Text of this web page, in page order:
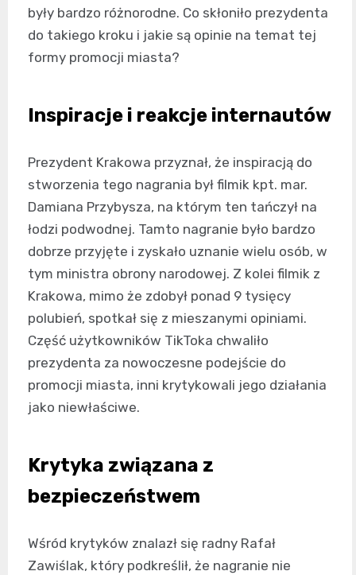
były bardzo różnorodne. Co skłoniło prezydenta
do takiego kroku i jakie są opinie na temat tej
formy promocji miasta?
Inspiracje i reakcje internautów
Prezydent Krakowa przyznał, że inspiracją do
stworzenia tego nagrania był filmik kpt. mar.
Damiana Przybysza, na którym ten tańczył na
łodzi podwodnej. Tamto nagranie było bardzo
dobrze przyjęte i zyskało uznanie wielu osób, w
tym ministra obrony narodowej. Z kolei filmik z
Krakowa, mimo że zdobył ponad 9 tysięcy
polubień, spotkał się z mieszanymi opiniami.
Część użytkowników TikToka chwaliło
prezydenta za nowoczesne podejście do
promocji miasta, inni krytykowali jego działania
jako niewłaściwe.
Krytyka związana z
bezpieczeństwem
Wśród krytyków znalazł się radny Rafał
Zawiślak, który podkreślił, że nagranie nie